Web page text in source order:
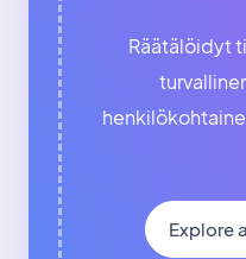
Räätälöidyt
Explore